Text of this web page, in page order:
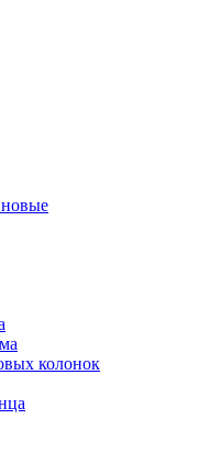
колонок